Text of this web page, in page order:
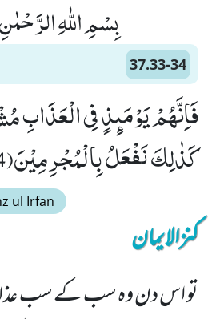
بِسْمِ اللّٰهِ
37.33-34
كَذٰلِكَ نَفْعَلُ بِالْمُجْرِمِیْنَ(34)
ul Irfan
کنزالایمان
تو اس دن وہ سب کے سب